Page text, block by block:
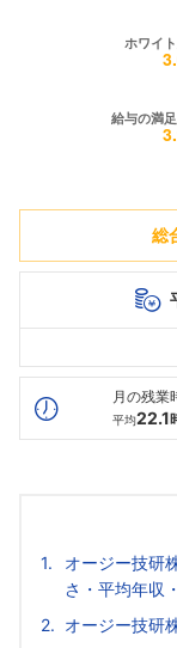
総
最高年収
月の残業
平均22.1
オージー技研
さ・平均年収
オージー技研